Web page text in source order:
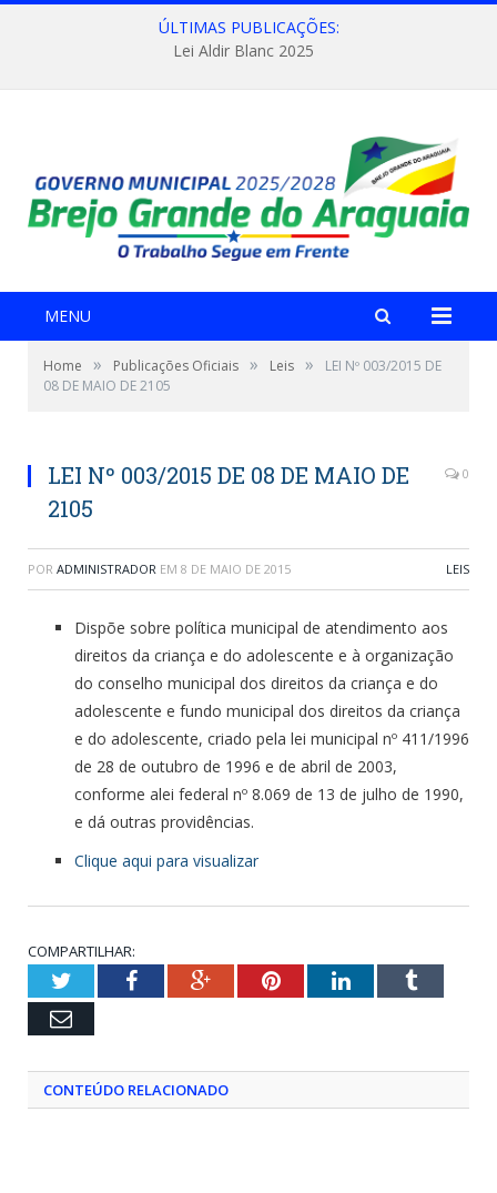
ÚLTIMAS PUBLICAÇÕES:
Lei Aldir Blanc 2025
MENU
Home » Publicações Oficiais » Leis »
LEI Nº 003/2015 DE
08 DE MAIO DE 2105
LEI Nº 003/2015 DE 08 DE MAIO DE
2105
0
POR ADMINISTRADOR EM 8 DE MAIO DE 2015 LEIS
Dispõe sobre política municipal de atendimento aos
direitos da criança e do adolescente e à organização
do conselho municipal dos direitos da criança e do
adolescente e fundo municipal dos direitos da criança
e do adolescente, criado pela lei municipal nº 411/1996
de 28 de outubro de 1996 e de abril de 2003,
conforme alei federal nº 8.069 de 13 de julho de 1990,
e dá outras providências.
Clique aqui para visualizar
COMPARTILHAR:
TwitterFacebookGoogle+PinterestLinkedInTumblr
Email
CONTEÚDO RELACIONADO